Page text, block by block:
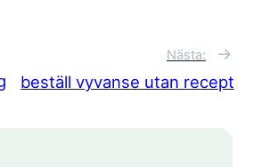
Nästa:
beställ vyvanse utan recept
→